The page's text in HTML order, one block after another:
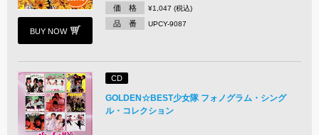
BUY NOW
価 格 ¥1,047 (税込)
品 番 UPCY-9087
CD
GOLDEN☆BEST少女隊 フォノグラム・シング
ル・コレクション